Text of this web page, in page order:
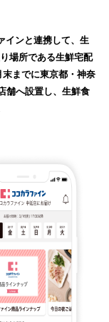
インと連携して、生
場所である生鮮宅配
までに東京都・神奈
舗へ設置し、生鮮食